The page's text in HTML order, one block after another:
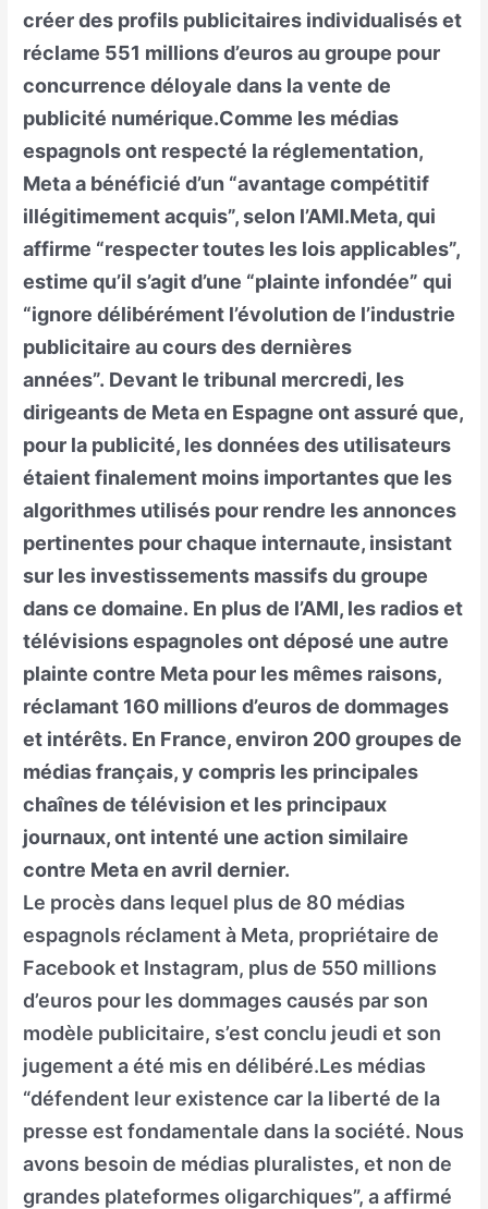
créer des profils publicitaires individualisés et
réclame 551 millions d’euros au groupe pour
concurrence déloyale dans la vente de
publicité numérique.Comme les médias
espagnols ont respecté la réglementation,
Meta a bénéficié d’un “avantage compétitif
illégitimement acquis”, selon l’AMI.Meta, qui
affirme “respecter toutes les lois applicables”,
estime qu’il s’agit d’une “plainte infondée” qui
“ignore délibérément l’évolution de l’industrie
publicitaire au cours des dernières
années”. Devant le tribunal mercredi, les
dirigeants de Meta en Espagne ont assuré que,
pour la publicité, les données des utilisateurs
étaient finalement moins importantes que les
algorithmes utilisés pour rendre les annonces
pertinentes pour chaque internaute, insistant
sur les investissements massifs du groupe
dans ce domaine. En plus de l’AMI, les radios et
télévisions espagnoles ont déposé une autre
plainte contre Meta pour les mêmes raisons,
réclamant 160 millions d’euros de dommages
et intérêts. En France, environ 200 groupes de
médias français, y compris les principales
chaînes de télévision et les principaux
journaux, ont intenté une action similaire
contre Meta en avril dernier.
Le procès dans lequel plus de 80 médias
espagnols réclament à Meta, propriétaire de
Facebook et Instagram, plus de 550 millions
d’euros pour les dommages causés par son
modèle publicitaire, s’est conclu jeudi et son
jugement a été mis en délibéré.Les médias
“défendent leur existence car la liberté de la
presse est fondamentale dans la société. Nous
avons besoin de médias pluralistes, et non de
grandes plateformes oligarchiques”, a affirmé